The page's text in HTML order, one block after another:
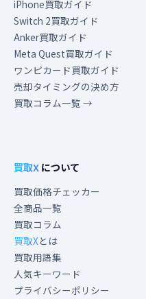
iPhone買取ガイド
Switch 2買取ガイド
Anker買取ガイド
Meta Quest買取ガイド
ワンピカード買取ガイド
売却タイミングの決め方
買取コラム一覧 →
買取Xについて
買取価格チェッカー
全商品一覧
買取コラム
買取Xとは
買取用語集
人気キーワード
プライバシーポリシー